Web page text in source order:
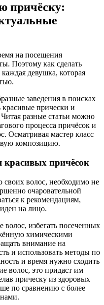
причёску:
на посещения
Поэтому как сделать
девушка, которая
заведения в поисках
красивые прически и
разные статьи можно
процесса причёсок и
Осматривая мастер класс
композицию.
красивых причёсок
своих волос, необходимо не
очаровательной
к рекомендациям,
на лицо.
волос, избегать посеченных
химическими
внимание на
и использовать методы по
и время нужно сходить
волос, это придаст им
прическу из здоровых
по сравнению с более